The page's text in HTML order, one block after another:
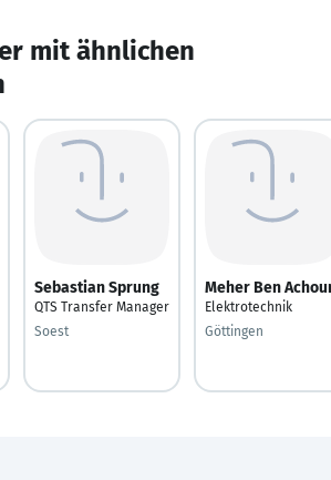
mit ähnlichen
Sebastian Sprung
QTS Transfer Manager
Soest
Meher Ben
Elektrotechnik
Göttingen